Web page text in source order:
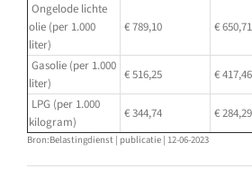
Ongelode lichte
olie (per 1.000
liter)
€ 789,10 € 650,71
Gasolie (per 1.000
liter)
€ 516,25
€ 417,46
LPG (per 1.000
kilogram)
€ 344,74 € 284,29
Bron:Belastingdienst | publicatie | 12-06-2023